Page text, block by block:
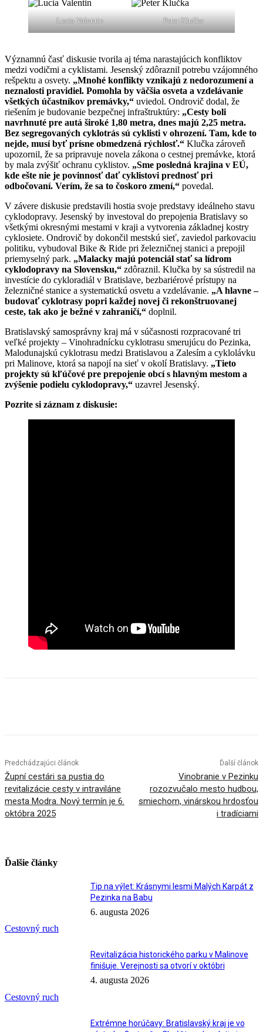
Lucia Valentin Peter Klučka
Významnú časť diskusie tvorila aj téma narastajúcich konfliktov
medzi vodičmi a cyklistami. Jesenský zdôraznil potrebu vzájomného
rešpektu a osvety. „Mnohé konflikty vznikajú z nedorozumení a
neznalosti pravidiel. Pomohla by väčšia osveta a vzdelávanie
všetkých účastníkov premávky,“ uviedol. Ondrovič dodal, že
riešením je budovanie bezpečnej infraštruktúry: „Cesty boli
navrhnuté pre autá široké 1,80 metra, dnes majú 2,25 metra.
Bez segregovaných cyklotrás sú cyklisti v ohrození. Tam, kde to
nejde, musí byť prísne obmedzená rýchlosť.“ Klučka zároveň
upozornil, že sa pripravuje novela zákona o cestnej premávke, ktorá
by mala zvýšiť ochranu cyklistov. „Sme posledná krajina v EÚ,
kde ešte nie je povinnosť dať cyklistovi prednosť pri
odbočovaní. Verím, že sa to čoskoro zmení,“ povedal.
V závere diskusie predstavili hostia svoje predstavy ideálneho stavu
cyklodopravy. Jesenský by investoval do prepojenia Bratislavy so
všetkými okresnými mestami v kraji a vytvorenia základnej kostry
cyklosiete. Ondrovič by dokončil mestskú sieť, zaviedol parkovaciu
politiku, vybudoval Bike & Ride pri železničnej stanici a prepojil
priemyselný park. „Malacky majú potenciál stať sa lídrom
cyklodopravy na Slovensku,“ zdôraznil. Klučka by sa sústredil na
investície do cykloradiál v Bratislave, bezbariérové prístupy na
železničné stanice a systematickú osvetu a vzdelávanie. „A hlavne –
budovať cyklotrasy popri každej novej či rekonštruovanej
ceste, tak ako je bežné v zahraničí,“ doplnil.
Bratislavský samosprávny kraj má v súčasnosti rozpracované tri
veľké projekty – Vinohradnícku cyklotrasu smerujúcu do Pezinka,
Malodunajskú cyklotrasu medzi Bratislavou a Zalesím a cyklolávku
pri Malinove, ktorá sa napojí na sieť v okolí Bratislavy. „Tieto
projekty sú kľúčové pre prepojenie obcí s hlavným mestom a
zvýšenie podielu cyklodopravy,“ uzavrel Jesenský.
Pozrite si záznam z diskusie:
Predchádzajúci článok
Župní cestári sa pustia do
revitalizácie cesty v intraviláne
mesta Modra. Nový termín je 6.
októbra 2025
Ďalší článok
Vinobranie v Pezinku
rozozvučalo mesto hudbou,
smiechom, vinárskou hrdosťou
i tradíciami
Ďalšie články
Cestovný ruch
Tip na výlet: Krásnymi lesmi Malých Karpát z
Pezinka na Babu
6. augusta 2026
Cestovný ruch
Revitalizácia historického parku v Malinove
finišuje. Verejnosti sa otvorí v októbri
4. augusta 2026
Extrémne horúčavy: Bratislavský kraj je vo